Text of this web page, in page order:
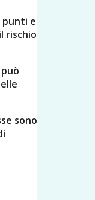
punti e
rischio
sono